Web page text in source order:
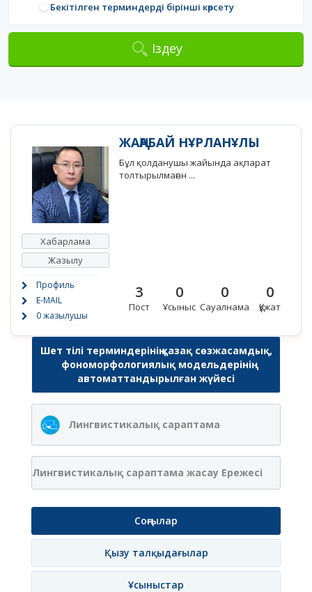
Бекітілген терминдерді бірінші көрсету
Іздеу
Хабарлама
Жазылу
Профиль
E-MAIL
0 жазылушы
ЖАҢАБАЙ НҰРЛАНҰЛЫ
Бұл қолданушы жайында ақпарат
толтырылмаған ...
3
Пост
0
Ұсыныс
0
Сауалнама
0
Құжат
Шет тілі терминдерінің қазақ сөзжасамдық,
фономорфологиялық модельдерінің
автоматтандырылған жүйесі
Лингвистикалық сараптама
Лингвистикалық сараптама жасау Ережесі
Соңғылар
Қызу талқыдағылар
Ұсыныстар